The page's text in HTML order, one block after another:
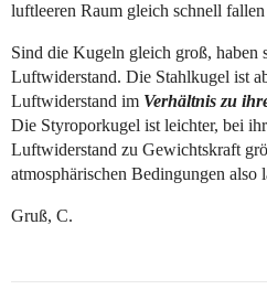
luftleeren Raum gleich schnell
Sind die Kugeln gleich groß, haben
Luftwiderstand. Die Stahlkugel ist
Luftwiderstand im Verhältnis zu
Die Styroporkugel ist leichter, bei
Luftwiderstand zu Gewichtskraft
atmosphärischen Bedingungen also
Gruß, C.